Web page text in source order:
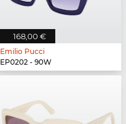
168,00 €
Emilio Pucci
EP0202 - 90W